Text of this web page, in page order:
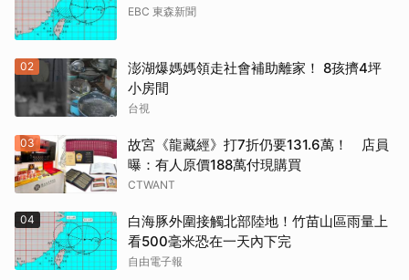
EBC 東森新聞
02
澎湖爆媽媽領走社會補助離家！ 8孩擠4坪
小房間
台視
03
故宮《龍藏經》打7折仍要131.6萬！ 店員
曝：有人原價188萬付現購買
CTWANT
04
白海豚外圍接觸北部陸地！竹苗山區雨量上
看500毫米恐在一天內下完
自由電子報